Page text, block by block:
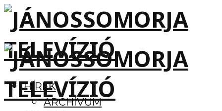
HÍREK
ARCHÍVUM